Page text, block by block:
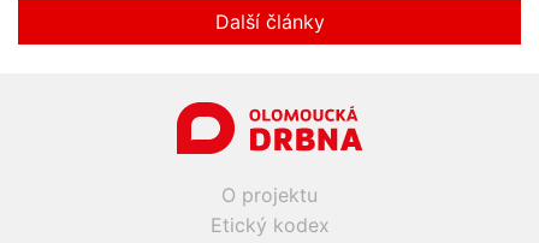
Další články
O projektu
Etický kodex